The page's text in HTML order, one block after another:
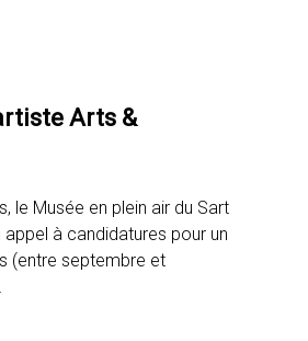
Arts &
le Musée en plein air du Sart
à candidatures pour un
(entre septembre et